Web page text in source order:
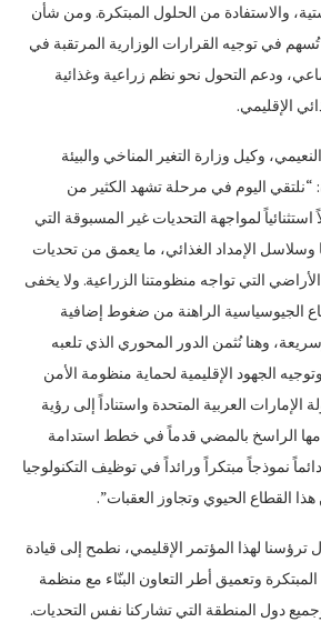
والاستفادة من الحلول المبتكرة. ومن شأن
في توجيه القرارات الوزارية المرتقبة في
ودعم التحول نحو نظم زراعية وغذائية
الإقليمي.
وكيل وزارة التغير المناخي والبيئة
“نلتقي اليوم في مرحلة تشهد الكثير من
لمواجهة التحديات غير المسبوقة التي
وسلاسل الإمداد الغذائي، ما يعمق من تحديات
التي تواجه منظومتنا الزراعية. ولا يخفى
الجيوسياسية الراهنة من ضغوط إضافية
وهنا نُثمن الدور المحوري الذي تلعبه
الجهود الإقليمية لحماية منظومة الأمن
الإمارات العربية المتحدة واستناداً إلى رؤية
الراسخ بالمضي قدماً في خطط استدامة
نموذجاً مبتكراً ورائداً في توظيف التكنولوجيا
هذا القطاع الحيوي وتجاوز العقبات”.
لهذا المؤتمر الإقليمي، نطمح إلى قيادة
وتعميق أطر التعاون البنّاء مع منظمة
دول المنطقة التي تشاركنا نفس التحديات.